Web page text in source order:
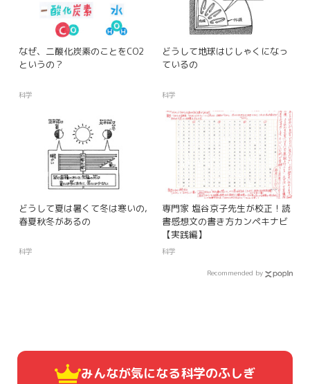
なぜ、二酸化炭素のことをCO2
というの？
科学
どうして地球はじしゃくになっ
ているの
科学
どうして夏は暑くて冬は寒いの,
春夏秋冬があるの
科学
専門家 塩谷京子先生が校正！読
書感想文の書き方カンペキナビ
【実践編】
科学
Recommended by
みんなが気になる科学のふしぎ